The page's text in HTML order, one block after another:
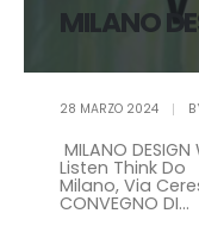
MILANO
28 MARZO 2024
MILANO
Listen Think Do
Milano, Via
CONVEGNO DI...